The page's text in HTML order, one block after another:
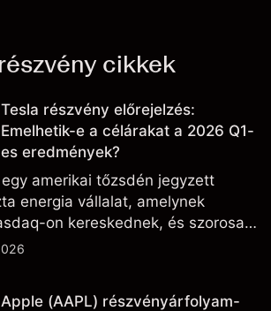
cikkek
Tesla részvény előrejelzés:
Emelhetik-e a célárakat a 2026 Q1-
es eredmények?
amerikai tőzsdén jegyzett
energia vállalat, amelynek
on kereskednek, és szorosan
a szállítási
Apple (AAPL) részvényárfolyam-